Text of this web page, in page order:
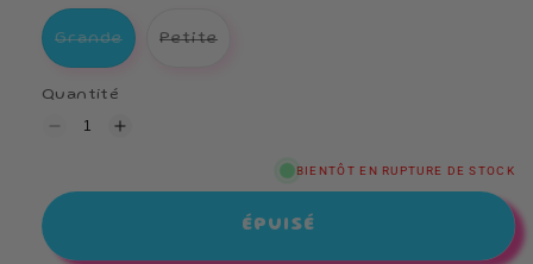
GrandeVariante épuisée ou indisponible
PetiteVariante épuisée ou indisponible
Quantité
Réduire
Bonbonnière
Augmenter
BIENTÔT EN RUPTURE DE STOCK
ÉPUISÉ